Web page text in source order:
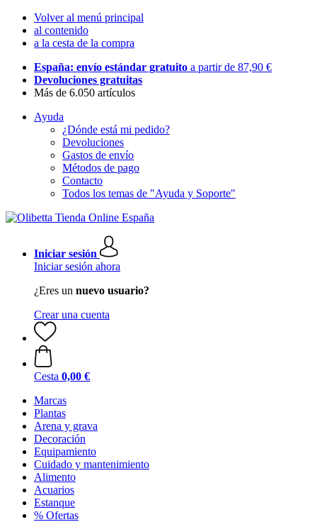
Volver al menú principal
al contenido
a la cesta de la compra
España: envío estándar gratuito a partir de 87,90 €
Devoluciones gratuitas
Más de 6.050 artículos
Ayuda
¿Dónde está mi pedido?
Devoluciones
Gastos de envío
Métodos de pago
Contacto
Todos los temas de "Ayuda y Soporte"
Iniciar sesión
Iniciar sesión ahora
¿Eres un nuevo usuario?
Crear una cuenta
Cesta 0,00 €
Marcas
Plantas
Arena y grava
Decoración
Equipamiento
Cuidado y mantenimiento
Alimento
Acuarios
Estanque
% Ofertas